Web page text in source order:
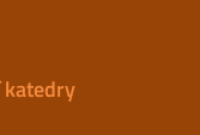
katedry